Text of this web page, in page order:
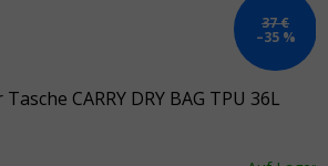
37 €
–35 %
CARRY DRY BAG TPU 36L